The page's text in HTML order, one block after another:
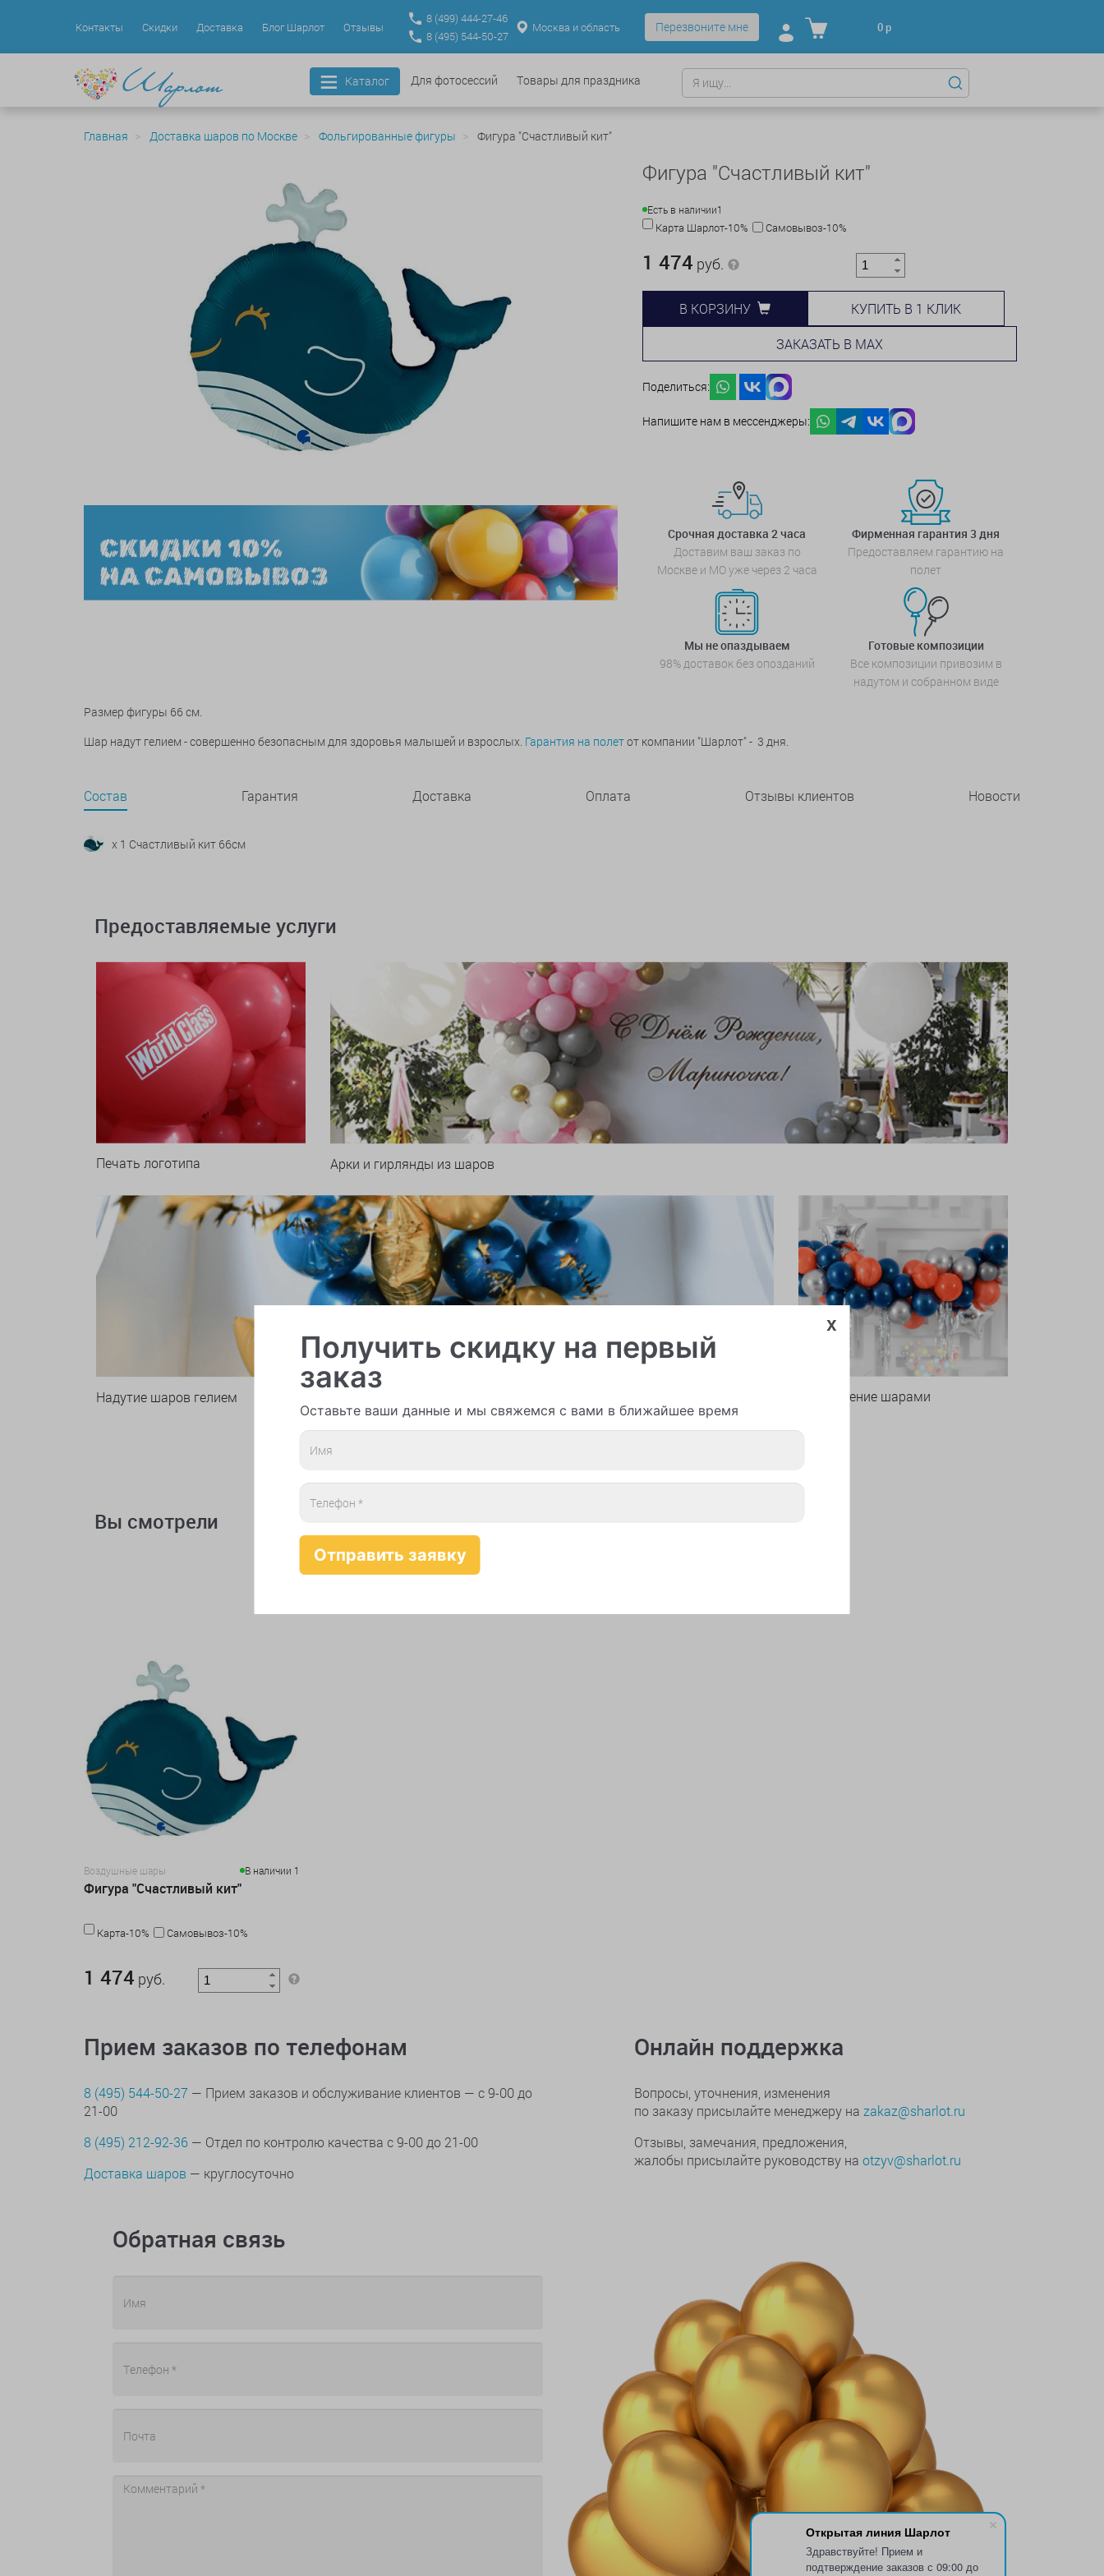
Открытая линия Шарлот
Здравствуйте! Прием и
подтверждение заказов с 09:00 до
Контакты Скидки Доставка Блог Шарлот Отзывы
8 (499) 444-27-46
8 (495) 544-50-27
Москва и область Перезвоните мне 0р
Каталог Для фотосессий Товары для праздника
Главная Доставка шаров по Москве Фольгированные фигуры Фигура "Счастливый кит"
Фигура "Счастливый кит"
Есть в наличии1
Карта Шарлот-10% Самовывоз-10%
1 474 руб.
В КОРЗИНУ КУПИТЬ В 1 КЛИК
ЗАКАЗАТЬ В MAX
Поделиться:
Напишите нам в мессенджеры:
Срочная доставка 2 часа
Доставим ваш заказ по
Москве и МО уже через 2 часа
Фирменная гарантия 3 дня
Предоставляем гарантию на
полет
Мы не опаздываем
98% доставок без опозданий
Готовые композиции
Все композиции привозим в
надутом и собранном виде
Размер фигуры 66 см.
Шар надут гелием - совершенно безопасным для здоровья малышей и взрослых. Гарантия на полетот компании "Шарлот" - 3 дня.
Состав Гарантия Доставка Оплата Отзывы клиентов Новости
x 1 Счастливый кит 66см
Предоставляемые услуги
Печать логотипа Арки и гирлянды из шаров
Надутие шаров гелием Оформление шарами
Вы смотрели
Воздушные шары В наличии 1
Фигура "Счастливый кит"
Карта-10%
Самовывоз-10%
1 474 руб.
Прием заказов по телефонам
8 (495) 544-50-27 — Прием заказов и обслуживание клиентов — с 9-00 до
21-00
8 (495) 212-92-36 — Отдел по контролю качества с 9-00 до 21-00
Доставка шаров — круглосуточно
Онлайн поддержка
Вопросы, уточнения, изменения
по заказу присылайте менеджеру на zakaz@sharlot.ru
Отзывы, замечания, предложения,
жалобы присылайте руководству на otzyv@sharlot.ru
Обратная связь
x
Получить скидку на первый
заказ
Оставьте ваши данные и мы свяжемся с вами в ближайшее время